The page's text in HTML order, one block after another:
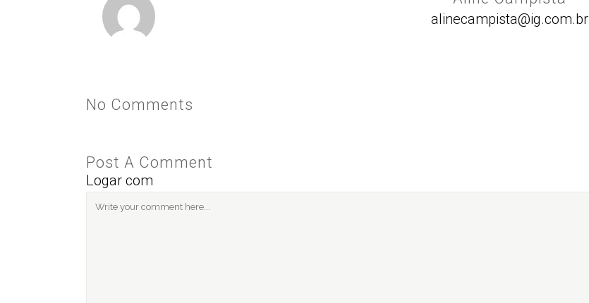
alinecampista@ig.com.br
No Comments
Post A Comment
Logar com